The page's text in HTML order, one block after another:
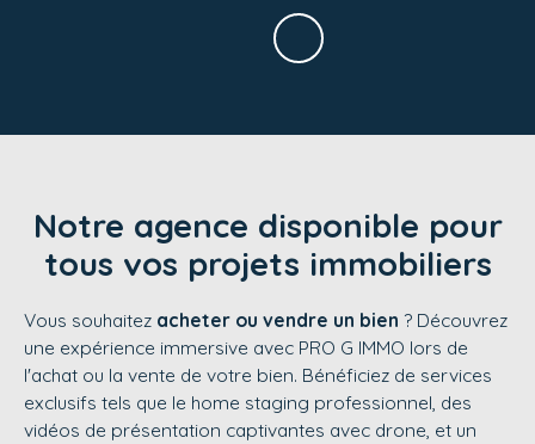
Notre agence disponible pour
tous vos projets immobiliers
Vous souhaitez acheter ou vendre un bien ? Découvrez
une expérience immersive avec PRO G IMMO lors de
l'achat ou la vente de votre bien. Bénéficiez de services
exclusifs tels que le home staging professionnel, des
vidéos de présentation captivantes avec drone, et un